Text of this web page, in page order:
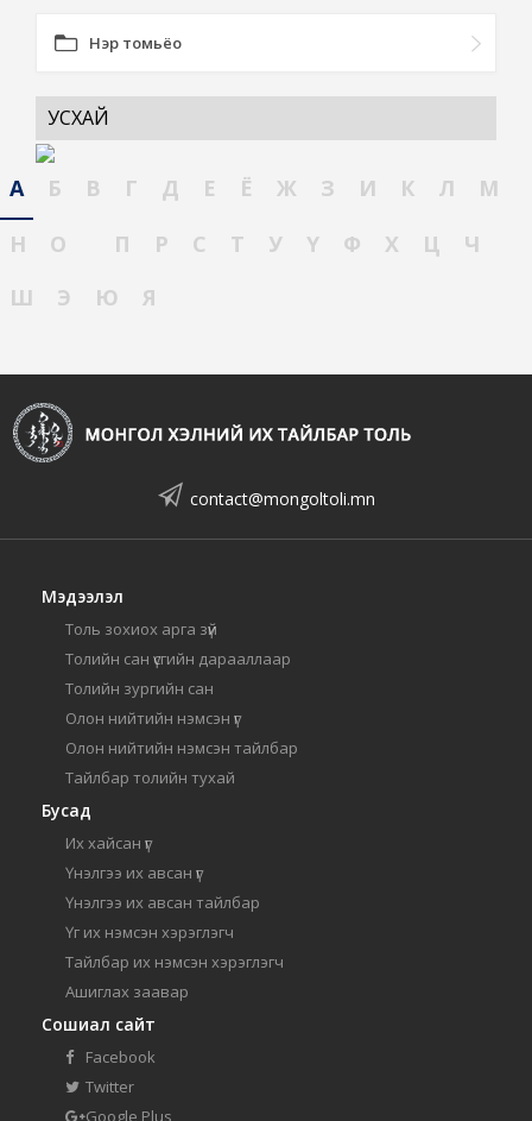
Нэр томьёо
УСХАЙ
А Б В Г Д Е Ё Ж З И К Л
М
Н
О П Р С Т У Ү Ф Х Ц
Ч
Ш
Э Ю Я
contact@mongoltoli.mn
Мэдээлэл
Толь зохиох арга зүй
Толийн сан үсгийн дарааллаар
Толийн зургийн сан
Олон нийтийн нэмсэн үг
Олон нийтийн нэмсэн тайлбар
Тайлбар толийн тухай
Бусад
Их хайсан үг
Үнэлгээ их авсан үг
Үнэлгээ их авсан тайлбар
Үг их нэмсэн хэрэглэгч
Тайлбар их нэмсэн хэрэглэгч
Ашиглах заавар
Сошиал сайт
Facebook
Twitter
Google Plus